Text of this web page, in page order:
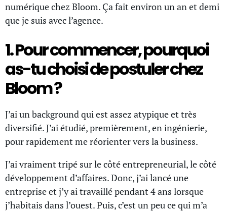
numérique chez Bloom. Ça fait environ un an et demi
que je suis avec l’agence.
1. Pour commencer, pourquoi
as-tu choisi de postuler chez
Bloom ?
J’ai un background qui est assez atypique et très
diversifié. J’ai étudié, premièrement, en ingénierie,
pour rapidement me réorienter vers la business.
J’ai vraiment tripé sur le côté entrepreneurial, le côté
développement d’affaires. Donc, j’ai lancé une
entreprise et j’y ai travaillé pendant 4 ans lorsque
j’habitais dans l’ouest. Puis, c’est un peu ce qui m’a